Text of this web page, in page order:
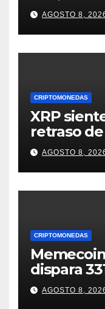
medio de
AGOSTO 8,
CRIPTOMONEDAS
XRP
retraso de
¿Podrá
encima de
AGOSTO 8,
CRIPTOMONEDAS
dispara
Elon Musk
mapache
AGOSTO 8,